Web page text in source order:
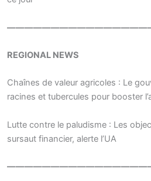
REGIONAL NEWS
Chaînes de valeur agricoles : Le
racines et tubercules pour booster
Lutte contre le paludisme : Les
sursaut financier, alerte l’UA